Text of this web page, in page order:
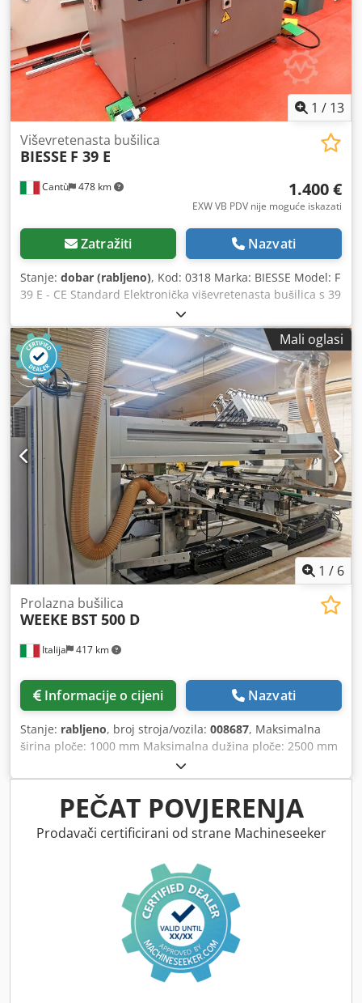
1 / 13
Cantù 478 km
Viševretenasta bušilica
BIESSE F 39 E
1.400 €
EXW VB PDV nije moguće iskazati
Zatražiti Nazvati
Stanje: dobar (rabljeno), Kod: 0318 Marka: BIESSE Model: F
39 E - CE Standard Elektronička viševretenasta bušilica s 39
vretena za namještaj, stolariju, izradu namještaja po mjeri,
panele, kuhinje, kupaonski namještaj, vrata, prozorske
okvire i razne druge namjene - CE Standard. Pogodna za
horizontalno i vertikalno bušenje, a zahvaljujući zupčastom
motoru i ručnom kotaču može izvoditi sva međubuženja
između 0 i 90°. Elektronička kontrola Tehnički podaci: Broj
vretena: 39 Brzina okretanja vretena: 4000 o/min Razmak
između vretena: 32 mm Max. razmak bušenja: 1216 mm
Dubina bušenja: 65 mm Snaga motora bušaće glave: 2,3 +
2,3 KS Radni tlak zraka: 6 bara Instalirana električna snaga:
4,1 kW Dimenzije stroja (mm): 1800 x 1140 x 1600 (V)
Težina: 700 kg STROJ SE PRODAJE U STANJU U KOJEM SE
NALAZI NIJE REKONSTRUIRAN Codpfx Aboy Tt Rpsgorf
Mali oglasi
1 / 6
Italija 417 km
Prolazna bušilica
WEEKE BST 500 D
Informacije o cijeni Nazvati
Stanje: rabljeno, broj stroja/vozila: 008687, Maksimalna
širina ploče: 1000 mm Maksimalna dužina ploče: 2500 mm
Cedpfozmmt Iex Abgjrf Broj agregata: 8 Bočne horizontalne
grupe: da
PEČAT POVJERENJA
Prodavači certificirani od strane Machineseeker